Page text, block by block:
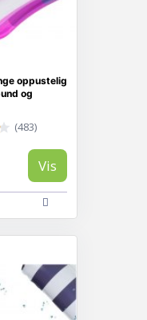
oppustelig
og
(483)
Vis